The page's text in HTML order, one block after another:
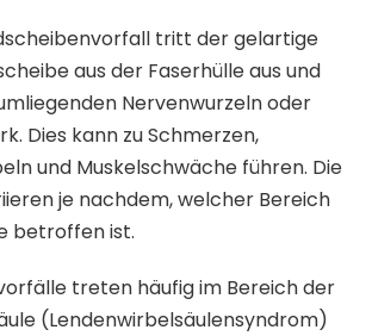
tritt der gelartige
aus der Faserhülle aus und
Nervenwurzeln oder
Dies kann zu Schmerzen,
und Muskelschwäche führen. Die
je nachdem, welcher Bereich
betroffen ist.
treten häufig im Bereich der
(Lendenwirbelsäulensyndrom)